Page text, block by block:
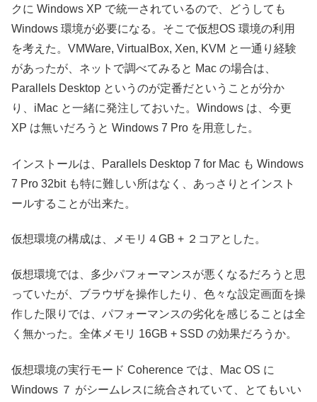
クに Windows XP で統一されているので、どうしても
Windows 環境が必要になる。そこで仮想OS 環境の利用
を考えた。VMWare, VirtualBox, Xen, KVM と一通り経験
があったが、ネットで調べてみると Mac の場合は、
Parallels Desktop というのが定番だということが分か
り、iMac と一緒に発注しておいた。Windows は、今更
XP は無いだろうと Windows 7 Pro を用意した。
インストールは、Parallels Desktop 7 for Mac も Windows
7 Pro 32bit も特に難しい所はなく、あっさりとインスト
ールすることが出来た。
仮想環境の構成は、メモリ４GB + ２コアとした。
仮想環境では、多少パフォーマンスが悪くなるだろうと思
っていたが、ブラウザを操作したり、色々な設定画面を操
作した限りでは、パフォーマンスの劣化を感じることは全
く無かった。全体メモリ 16GB + SSD の効果だろうか。
仮想環境の実行モード Coherence では、Mac OS に
Windows ７ がシームレスに統合されていて、とてもいい